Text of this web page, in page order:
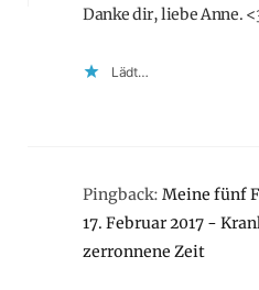
Danke dir, liebe Anne.
Lädt…
Pingback: Meine fünf
17. Februar 2017 -
zerronnene Zeit